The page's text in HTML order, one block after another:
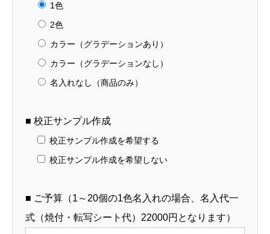
1色
2色
カラー（グラデーションあり）
カラー（グラデーションなし）
名入れなし（商品のみ）
■ 校正サンプル作成
校正サンプル作成を希望する
校正サンプル作成を希望しない
■ ご予算（1～20個の1色名入れの場合、名入代一
式（焼付・転写シート代）22000円となります）